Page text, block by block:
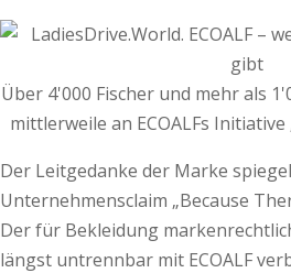
Über 4'000 Fischer und mehr als
mittlerweile an ECOALFs Initiative
Der Leitgedanke der Marke
Unternehmensclaim „Because
Der für Bekleidung
längst untrennbar mit ECOALF